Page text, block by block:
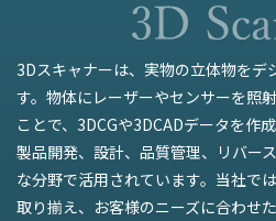
3Dスキャナーは、実物の立体物をデ
す。物体にレーザーやセンサーを照
ことで、3DCGや3DCADデータを作
製品開発、設計、品質管理、リバー
な分野で活用されています。当社で
取り揃え、お客様のニーズに合わせ